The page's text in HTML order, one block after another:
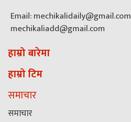
Email: mechikalidaily@gmail.com
mechikaliadd@gmail.com
हाम्रो बारेमा
हाम्रो टिम
समाचार
समाचार